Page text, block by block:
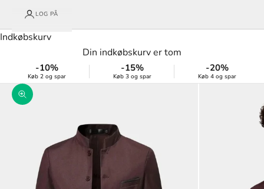
LOG PÅ
Indkøbskurv
Din indkøbskurv er tom
-10%
Køb 2 og spar
-15%
Køb 3 og spar
-20%
Køb 4 og spar
Zoom